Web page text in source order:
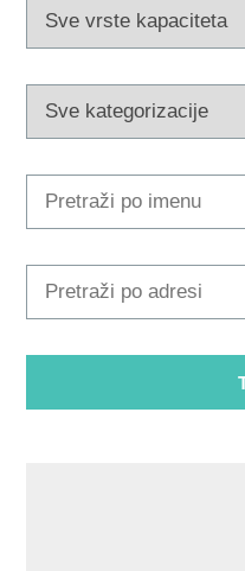
Multimedija
Turistički ured
Safe in Dalmatia
hr
+385